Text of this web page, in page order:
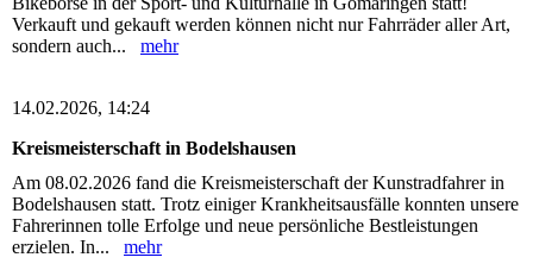
Verkauft und gekauft werden können nicht nur Fahrräder aller Art,
sondern auch... mehr
14.02.2026, 14:24
Kreismeisterschaft in Bodelshausen
Am 08.02.2026 fand die Kreismeisterschaft der Kunstradfahrer in
Bodelshausen statt. Trotz einiger Krankheitsausfälle konnten unsere
Fahrerinnen tolle Erfolge und neue persönliche Bestleistungen
erzielen. In... mehr